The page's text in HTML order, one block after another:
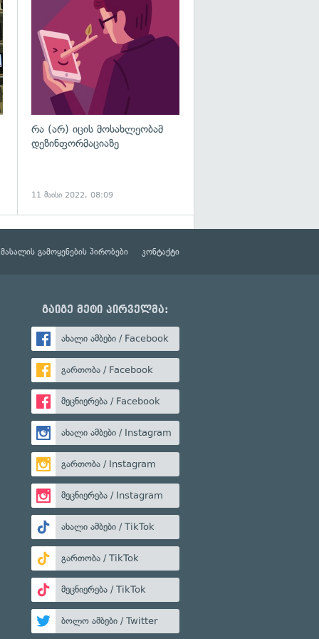
გადახედვა
რა (არ) იცის მოსახლეობამ
დეზინფორმაციაზე
11 მაისი 2022, 08:09
მასალის გამოყენების პირობები კონტაქტი
გაიგე მეტი პირველმა:
ახალი ამბები / Facebook
გართობა / Facebook
მეცნიერება / Facebook
ახალი ამბები / Instagram
გართობა / Instagram
მეცნიერება / Instagram
ახალი ამბები / TikTok
გართობა / TikTok
მეცნიერება / TikTok
ბოლო ამბები / Twitter